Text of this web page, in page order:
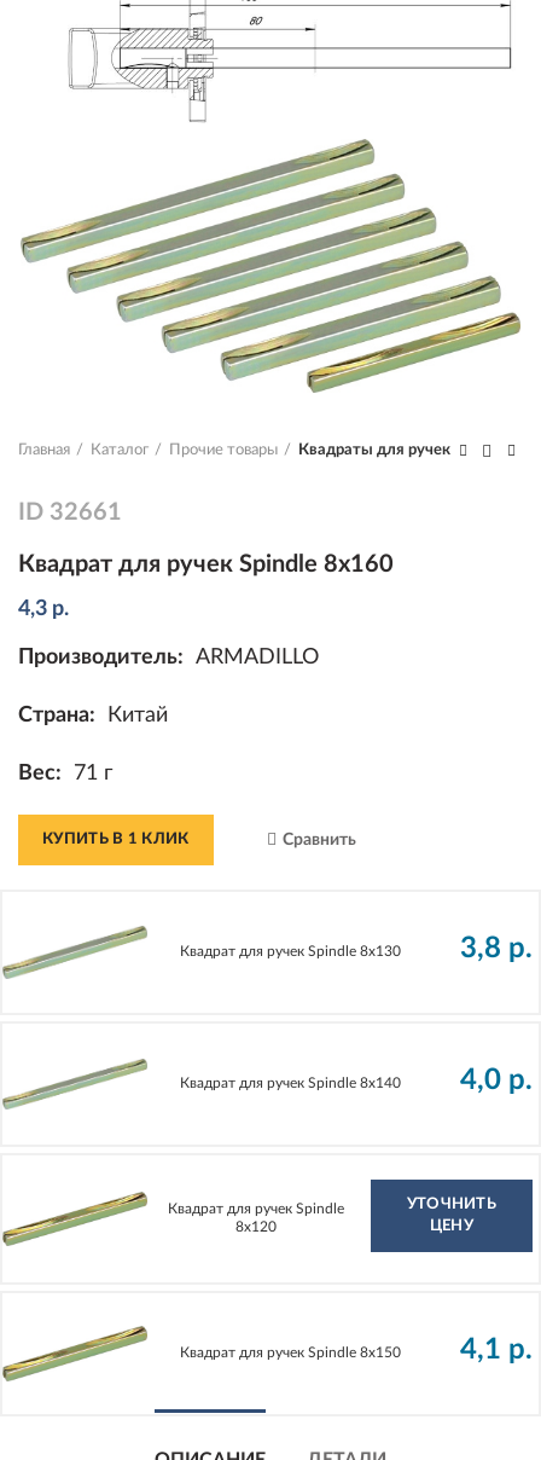
Главная Каталог Прочие товары Квадраты для ручек
ID 32661
Квадрат для ручек Spindle 8х160
4,3 р.
Производитель: ARMADILLO
Страна: Китай
Вес: 71 г
КУПИТЬ В 1 КЛИК Сравнить
Квадрат для ручек Spindle 8х130 3,8 р.
Квадрат для ручек Spindle 8х140 4,0 р.
Квадрат для ручек Spindle
8х120
УТОЧНИТЬ
ЦЕНУ
Квадрат для ручек Spindle 8х150 4,1 р.